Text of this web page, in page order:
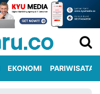
EKONOMI PARIWISATA